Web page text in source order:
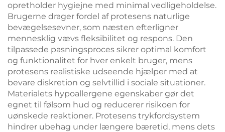
opretholder hygiejne med minimal vedligeholdelse.
Brugerne drager fordel af protesens naturlige
bevægelsesevner, som næsten efterligner
mennesklig vævs fleksibilitet og respons. Den
tilpassede pasningsproces sikrer optimal komfort
og funktionalitet for hver enkelt bruger, mens
protesens realistiske udseende hjælper med at
bevare diskretion og selvtillid i sociale situationer.
Materialets hypoallergene egenskaber gør det
egnet til følsom hud og reducerer risikoen for
uønskede reaktioner. Protesens trykfordsystem
hindrer ubehag under længere bæretid, mens dets